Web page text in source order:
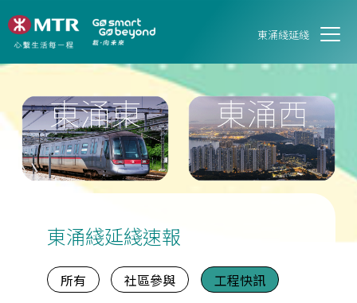
東涌綫延綫
東涌綫延綫速報
所有 社區參與 工程快訊